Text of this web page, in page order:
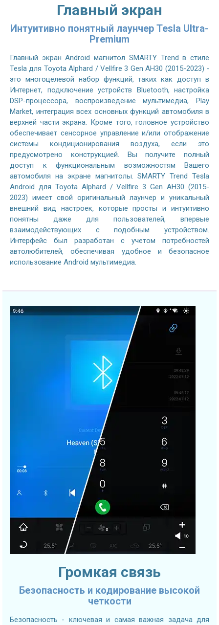
Главный экран
Интуитивно понятный лаунчер Tesla Ultra-
Premium
Главный экран Android магнитол SMARTY Trend в стиле
Tesla для Toyota Alphard / Vellfire 3 Gen AH30 (2015-2023) -
это многоцелевой набор функций, таких как доступ в
Интернет, подключение устройств Bluetooth, настройка
DSP-процессора, воспроизведение мультимедиа, Play
Market, интеграция всех основных функций автомобиля в
верхней части экрана. Кроме того, головное устройство
обеспечивает сенсорное управление и/или отображение
системы кондиционирования воздуха, если это
предусмотрено конструкцией. Вы получите полный
доступ к функциональным возможностям Вашего
автомобиля на экране магнитолы. SMARTY Trend Tesla
Android для Toyota Alphard / Vellfire 3 Gen AH30 (2015-
2023) имеет свой оригинальный лаунчер и уникальный
внешний вид настроек, которые просты и интуитивно
понятны даже для пользователей, впервые
взаимодействующих с подобным устройством.
Интерфейс был разработан с учетом потребностей
автолюбителей, обеспечивая удобное и безопасное
использование Android мультимедиа.
Громкая связь
Безопасность и кодирование высокой
четкости
Безопасность - ключевая и самая важная задача для